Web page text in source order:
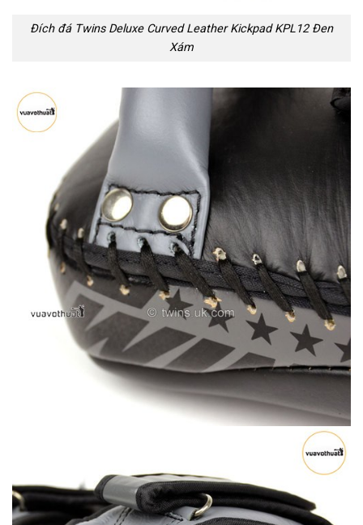
Đích đá Twins Deluxe Curved Leather Kickpad KPL12 Đen
Xám